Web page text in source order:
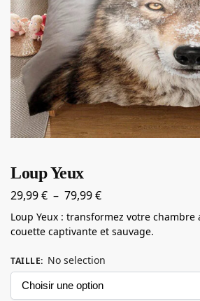
Loup Yeux
29,99€ – 79,99€
Loup Yeux : transformez votre chambre
couette captivante et sauvage.
TAILLE: No selection